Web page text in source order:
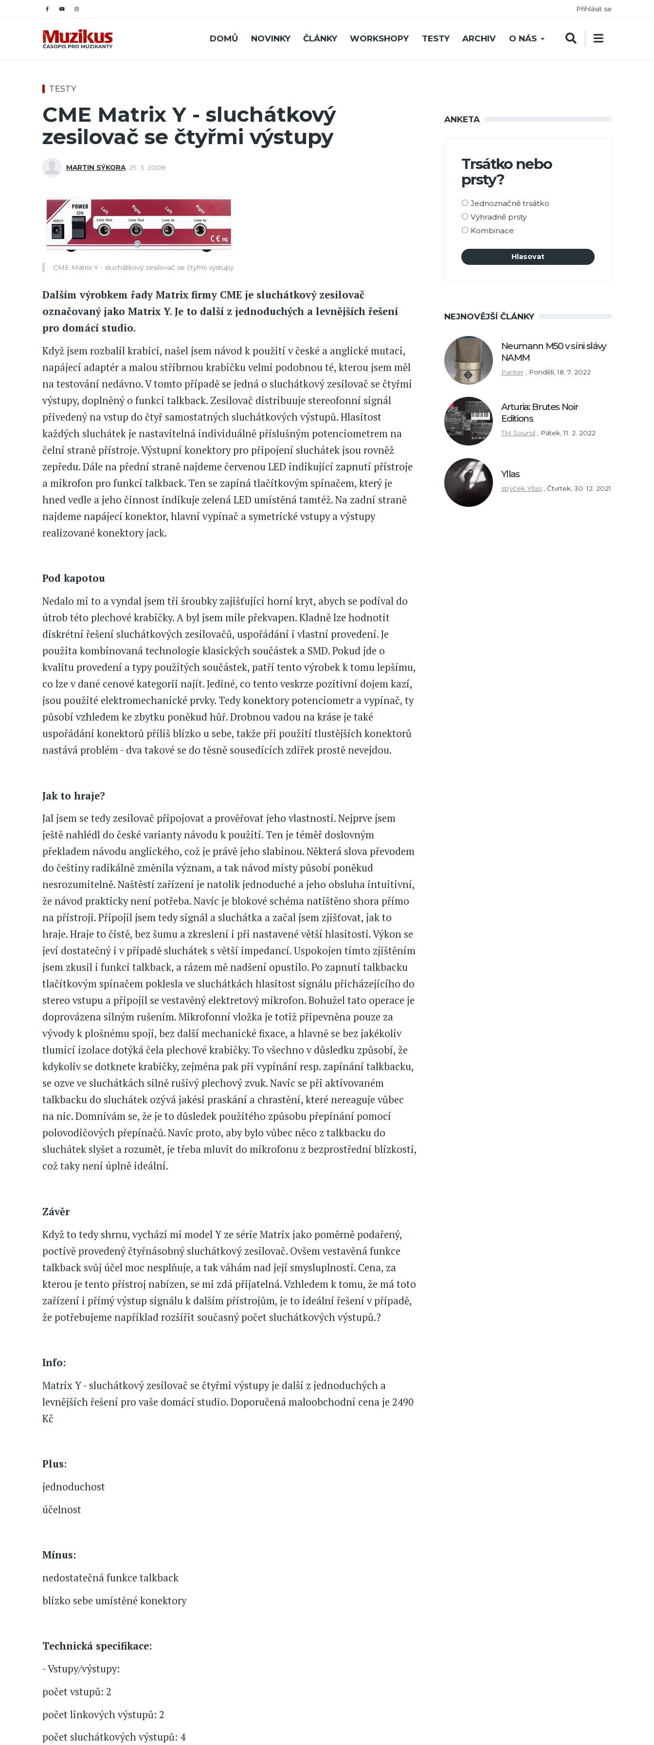
Přihlásit se
DOMŮ NOVINKY ČLÁNKY WORKSHOPY TESTY ARCHIV O NÁS
TESTY
CME Matrix Y - sluchátkový
zesilovač se čtyřmi výstupy
MARTIN SÝKORA, 25. 3. 2008
CME Matrix Y - sluchátkový zesilovač se čtyřmi výstupy
Dalším výrobkem řady Matrix firmy CME je sluchátkový zesilovač
označovaný jako Matrix Y. Je to další z jednoduchých a levnějších řešení
pro domácí studio.
Když jsem rozbalil krabici, našel jsem návod k použití v české a anglické mutaci,
napájecí adaptér a malou stříbrnou krabičku velmi podobnou té, kterou jsem měl
na testování nedávno. V tomto případě se jedná o sluchátkový zesilovač se čtyřmi
výstupy, doplněný o funkci talkback. Zesilovač distribuuje stereofonní signál
přivedený na vstup do čtyř samostatných sluchátkových výstupů. Hlasitost
každých sluchátek je nastavitelná individuálně příslušným potenciometrem na
čelní straně přístroje. Výstupní konektory pro připojení sluchátek jsou rovněž
zepředu. Dále na přední straně najdeme červenou LED indikující zapnutí přístroje
a mikrofon pro funkci talkback. Ten se zapíná tlačítkovým spínačem, který je
hned vedle a jeho činnost indikuje zelená LED umístěná tamtéž. Na zadní straně
najdeme napájecí konektor, hlavní vypínač a symetrické vstupy a výstupy
realizované konektory jack.
Pod kapotou
Nedalo mi to a vyndal jsem tři šroubky zajišťující horní kryt, abych se podíval do
útrob této plechové krabičky. A byl jsem mile překvapen. Kladně lze hodnotit
diskrétní řešení sluchátkových zesilovačů, uspořádání i vlastní provedení. Je
použita kombinovaná technologie klasických součástek a SMD. Pokud jde o
kvalitu provedení a typy použitých součástek, patří tento výrobek k tomu lepšímu,
co lze v dané cenové kategorii najít. Jediné, co tento veskrze pozitivní dojem kazí,
jsou použité elektromechanické prvky. Tedy konektory potenciometr a vypínač, ty
působí vzhledem ke zbytku poněkud hůř. Drobnou vadou na kráse je také
uspořádání konektorů příliš blízko u sebe, takže při použití tlustějších konektorů
nastává problém - dva takové se do těsně sousedících zdířek prostě nevejdou.
Jak to hraje?
Jal jsem se tedy zesilovač připojovat a prověřovat jeho vlastnosti. Nejprve jsem
ještě nahlédl do české varianty návodu k použití. Ten je téměř doslovným
překladem návodu anglického, což je právě jeho slabinou. Některá slova převodem
do češtiny radikálně změnila význam, a tak návod místy působí poněkud
nesrozumitelně. Naštěstí zařízení je natolik jednoduché a jeho obsluha intuitivní,
že návod prakticky není potřeba. Navíc je blokové schéma natištěno shora přímo
na přístroji. Připojil jsem tedy signál a sluchátka a začal jsem zjišťovat, jak to
hraje. Hraje to čistě, bez šumu a zkreslení i při nastavené větší hlasitosti. Výkon se
jeví dostatečný i v případě sluchátek s větší impedancí. Uspokojen tímto zjištěním
jsem zkusil i funkci talkback, a rázem mě nadšení opustilo. Po zapnutí talkbacku
tlačítkovým spínačem poklesla ve sluchátkách hlasitost signálu přicházejícího do
stereo vstupu a připojil se vestavěný elektretový mikrofon. Bohužel tato operace je
doprovázena silným rušením. Mikrofonní vložka je totiž připevněna pouze za
vývody k plošnému spoji, bez další mechanické fixace, a hlavně se bez jakékoliv
tlumicí izolace dotýká čela plechové krabičky. To všechno v důsledku způsobí, že
kdykoliv se dotknete krabičky, zejména pak při vypínání resp. zapínání talkbacku,
se ozve ve sluchátkách silně rušivý plechový zvuk. Navíc se při aktivovaném
talkbacku do sluchátek ozývá jakési praskání a chrastění, které nereaguje vůbec
na nic. Domnívám se, že je to důsledek použitého způsobu přepínání pomocí
polovodičových přepínačů. Navíc proto, aby bylo vůbec něco z talkbacku do
sluchátek slyšet a rozumět, je třeba mluvit do mikrofonu z bezprostřední blízkosti,
což taky není úplně ideální.
Závěr
Když to tedy shrnu, vychází mi model Y ze série Matrix jako poměrně podařený,
poctivě provedený čtyřnásobný sluchátkový zesilovač. Ovšem vestavěná funkce
talkback svůj účel moc nesplňuje, a tak váhám nad její smysluplnosti. Cena, za
kterou je tento přístroj nabízen, se mi zdá přijatelná. Vzhledem k tomu, že má toto
zařízení i přímý výstup signálu k dalším přístrojům, je to ideální řešení v případě,
že potřebujeme například rozšířit současný počet sluchátkových výstupů.?
Info:
Matrix Y - sluchátkový zesilovač se čtyřmi výstupy je další z jednoduchých a
levnějších řešení pro vaše domácí studio. Doporučená maloobchodní cena je 2490
Kč
Plus:
jednoduchost
účelnost
Mínus:
nedostatečná funkce talkback
blízko sebe umístěné konektory
Technická specifikace:
- Vstupy/výstupy:
počet vstupů: 2
počet linkových výstupů: 2
počet sluchátkových výstupů: 4
ANKETA
Trsátko nebo
prsty?
Možnosti
výběru
Jednoznačně trsátko
Výhradně prsty
Kombinace
NEJNOVĚJŠÍ ČLÁNKY
Neumann M50 v síni slávy
NAMM
Panter Pondělí, 18. 7. 2022
Arturia: Brutes Noir
Editions
TM Sound , Pátek, 11. 2. 2022
Yllas
strýček Yllas Čtvrtek, 30. 12. 2021